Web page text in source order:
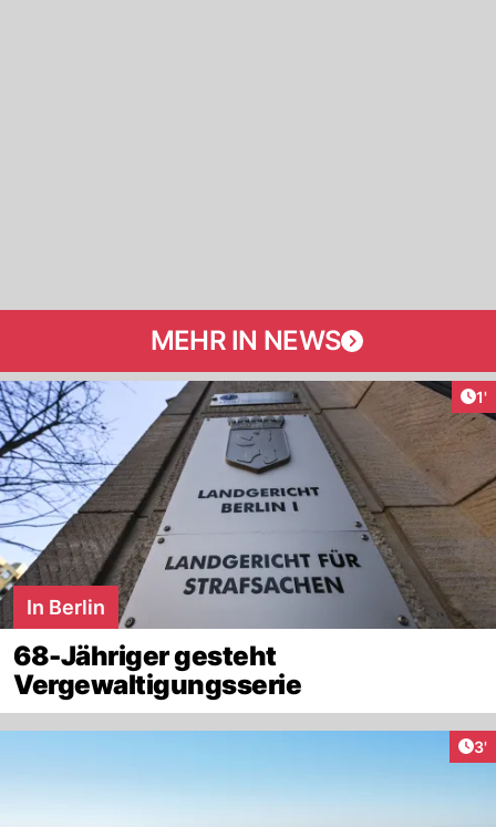
MEHR IN NEWS
1'
In Berlin
68-Jähriger gesteht
Vergewaltigungsserie
3'